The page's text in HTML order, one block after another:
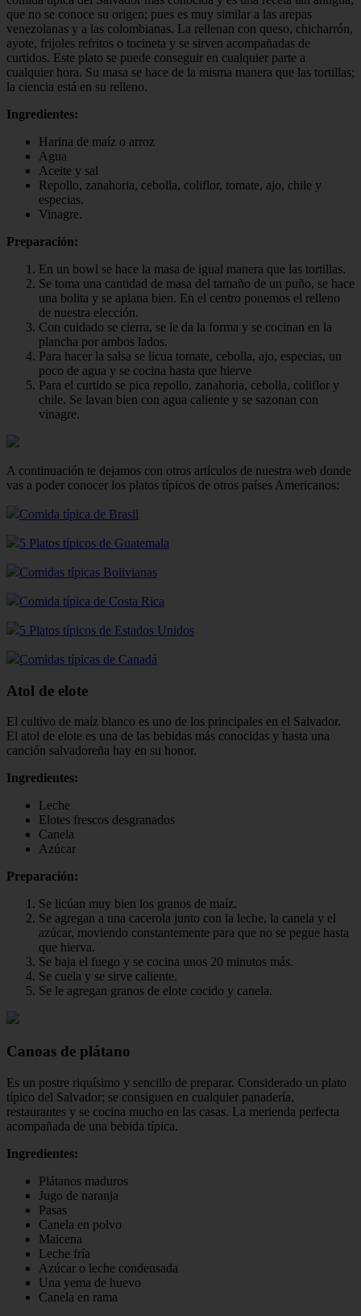
que no se conoce su origen; pues es muy similar a las arepas
venezolanas y a las colombianas. La rellenan con queso, chicharrón,
ayote, frijoles refritos o tocineta y se sirven acompañadas de
curtidos. Este plato se puede conseguir en cualquier parte a
cualquier hora. Su masa se hace de la misma manera que las tortillas;
la ciencia está en su relleno.
Ingredientes:
Harina de maíz o arroz
Agua
Aceite y sal
Repollo, zanahoria, cebolla, coliflor, tomate, ajo, chile y
especias.
Vinagre.
Preparación:
En un bowl se hace la masa de igual manera que las tortillas.
Se toma una cantidad de masa del tamaño de un puño, se hace
una bolita y se aplana bien. En el centro ponemos el relleno
de nuestra elección.
Con cuidado se cierra, se le da la forma y se cocinan en la
plancha por ambos lados.
Para hacer la salsa se licua tomate, cebolla, ajo, especias, un
poco de agua y se cocina hasta que hierve
Para el curtido se pica repollo, zanahoria, cebolla, coliflor y
chile. Se lavan bien con agua caliente y se sazonan con
vinagre.
A continuación te dejamos con otros artículos de nuestra web donde
vas a poder conocer los platos típicos de otros países Americanos:
Comida típica de Brasil
5 Platos típicos de Guatemala
Comidas típicas Bolivianas
Comida típica de Costa Rica
5 Platos típicos de Estados Unidos
Comidas típicas de Canadá
Atol de elote
El cultivo de maíz blanco es uno de los principales en el Salvador.
El atol de elote es una de las bebidas más conocidas y hasta una
canción salvadoreña hay en su honor.
Ingredientes:
Leche
Elotes frescos desgranados
Canela
Azúcar
Preparación:
Se licúan muy bien los granos de maíz.
Se agregan a una cacerola junto con la leche, la canela y el
azúcar, moviendo constantemente para que no se pegue hasta
que hierva.
Se baja el fuego y se cocina unos 20 minutos más.
Se cuela y se sirve caliente.
Se le agregan granos de elote cocido y canela.
Canoas de plátano
Es un postre riquísimo y sencillo de preparar. Considerado un plato
típico del Salvador; se consiguen en cualquier panadería,
restaurantes y se cocina mucho en las casas. La merienda perfecta
acompañada de una bebida típica.
Ingredientes:
Plátanos maduros
Jugo de naranja
Pasas
Canela en polvo
Maicena
Leche fría
Azúcar o leche condensada
Una yema de huevo
Canela en rama